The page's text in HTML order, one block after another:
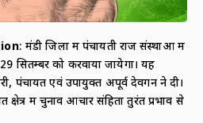
: मंडी जिला में पंचायती राज संस्थाओं में
सितम्बर को करवाया जायेगा। यह
पंचायत एवं उपायुक्त अपूर्व देवगन ने दी।
क्षेत्र में चुनाव आचार संहिता तुरंत प्रभाव से